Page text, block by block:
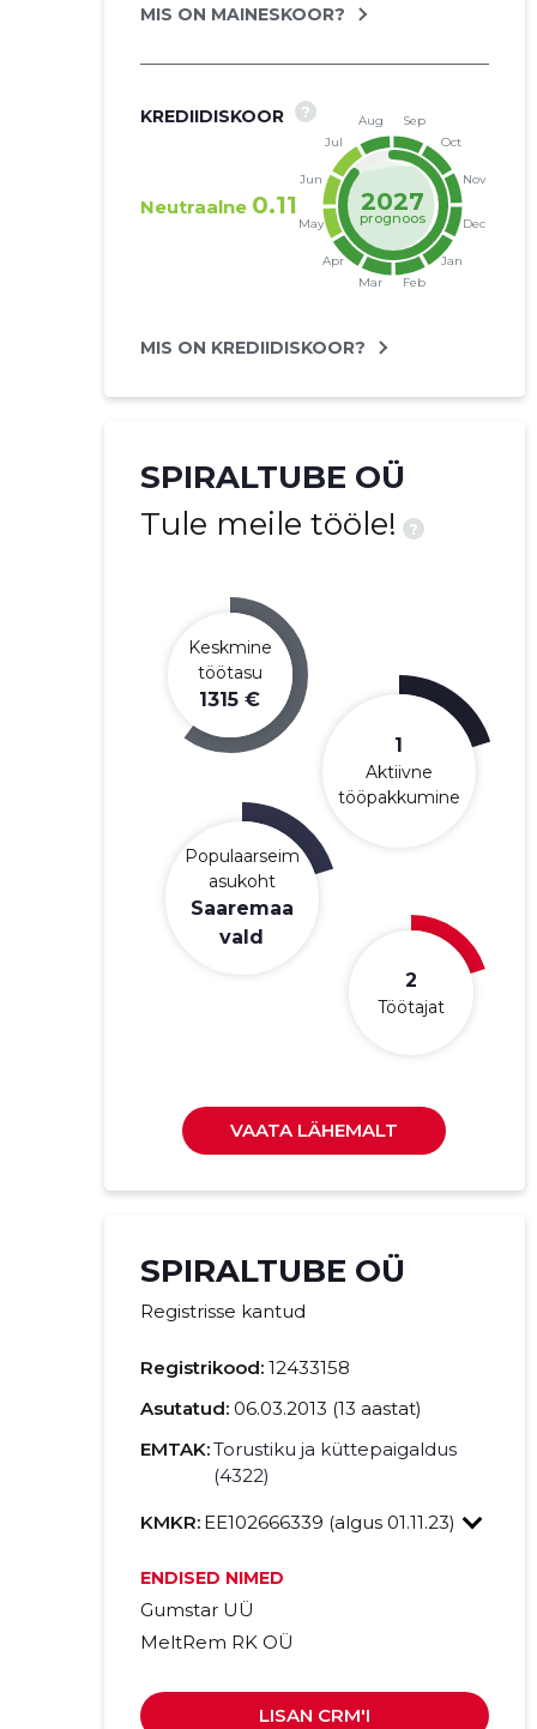
MIS ON MAINESKOOR?
KREDIIDISKOOR ?
Neutraalne 0.11 2027
prognoos
MIS ON KREDIIDISKOOR?
SPIRALTUBE OÜ
Tule meile tööle!
?
Keskmine
töötasu
1315 €
1
Aktiivne
tööpakkumine
Populaarseim
asukoht
Saaremaa
vald
2
Töötajat
VAATA LÄHEMALT
SPIRALTUBE OÜ
Registrisse kantud
Registrikood: 12433158
Asutatud: 06.03.2013 (13 aastat)
EMTAK:Torustiku ja küttepaigaldus
(4322)
KMKR: EE102666339 (algus 01.11.23)
ENDISED NIMED
Gumstar UÜ
MeltRem RK OÜ
LISAN CRM'I